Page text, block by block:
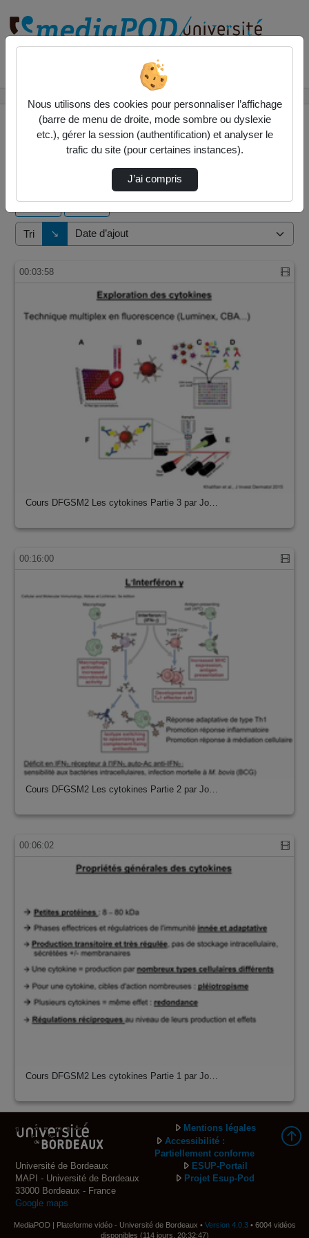
3 vidéos trouvées
Tri ↘
Direction de tri
00:03:58
Cours DFGSM2 Les cytokines Partie 3 par Jo…
00:16:00
Cours DFGSM2 Les cytokines Partie 2 par Jo…
00:06:02
Cours DFGSM2 Les cytokines Partie 1 par Jo…
Université de Bordeaux
MAPI - Université de Bordeaux
33000 Bordeaux - France
Google maps
Mentions légales
Accessibilité :
Partiellement conforme
ESUP-Portail
Projet Esup-Pod
MediaPOD | Plateforme vidéo - Université de Bordeaux • Version 4.0.3• 6004 vidéos
disponibles (114 jours, 20:32:47)
Nous utilisons des cookies pour personnaliser l’affichage
(barre de menu de droite, mode sombre ou dyslexie
etc.), gérer la session (authentification) et analyser le
trafic du site (pour certaines instances).
J’ai compris